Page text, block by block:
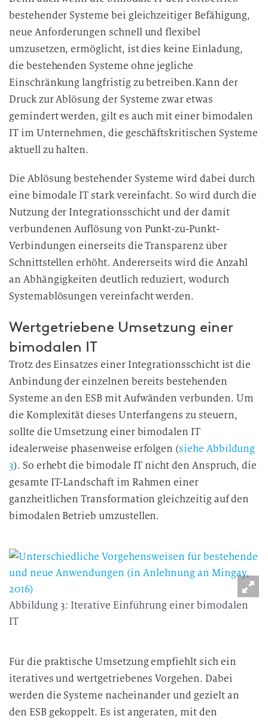
bestehender Systeme bei gleichzeitiger Befähigung,
neue Anforderungen schnell und flexibel
umzusetzen, ermöglicht, ist dies keine Einladung,
die bestehenden Systeme ohne jegliche
Einschränkung langfristig zu betreiben.Kann der
Druck zur Ablösung der Systeme zwar etwas
gemindert werden, gilt es auch mit einer bimodalen
IT im Unternehmen, die geschäftskritischen Systeme
aktuell zu halten.
Die Ablösung bestehender Systeme wird dabei durch
eine bimodale IT stark vereinfacht. So wird durch die
Nutzung der Integrationsschicht und der damit
verbundenen Auflösung von Punkt-zu-Punkt-
Verbindungen einerseits die Transparenz über
Schnittstellen erhöht. Andererseits wird die Anzahl
an Abhängigkeiten deutlich reduziert, wodurch
Systemablösungen vereinfacht werden.
Wertgetriebene Umsetzung einer
bimodalen IT
Trotz des Einsatzes einer Integrationsschicht ist die
Anbindung der einzelnen bereits bestehenden
Systeme an den ESB mit Aufwänden verbunden. Um
die Komplexität dieses Unterfangens zu steuern,
sollte die Umsetzung einer bimodalen IT
idealerweise phasenweise erfolgen (siehe Abbildung
3). So erhebt die bimodale IT nicht den Anspruch, die
gesamte IT-Landschaft im Rahmen einer
ganzheitlichen Transformation gleichzeitig auf den
bimodalen Betrieb umzustellen.
Abbildung 3: Iterative Einführung einer bimodalen
IT
Für die praktische Umsetzung empfiehlt sich ein
iteratives und wertgetriebenes Vorgehen. Dabei
werden die Systeme nacheinander und gezielt an
den ESB gekoppelt. Es ist angeraten, mit den